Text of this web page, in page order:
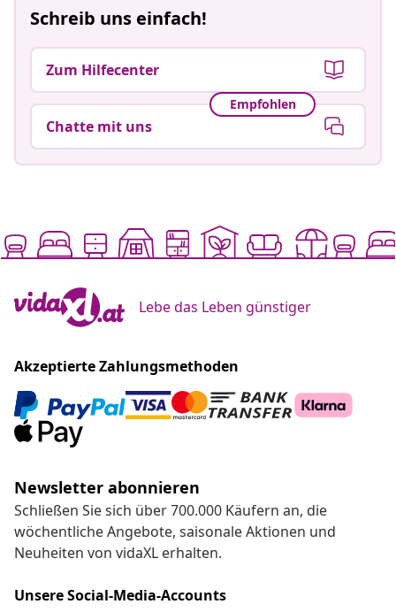
Schreib uns einfach!
Zum Hilfecenter
Empfohlen
Chatte mit uns
Lebe das Leben günstiger
Akzeptierte Zahlungsmethoden
Newsletter abonnieren
Schließen Sie sich über 700.000 Käufern an, die
wöchentliche Angebote, saisonale Aktionen und
Neuheiten von vidaXL erhalten.
Unsere Social-Media-Accounts